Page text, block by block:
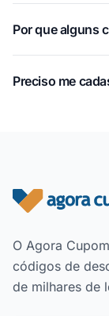
Por que alguns
Preciso me
Rodapé
O Agora
códigos de
de milhares de